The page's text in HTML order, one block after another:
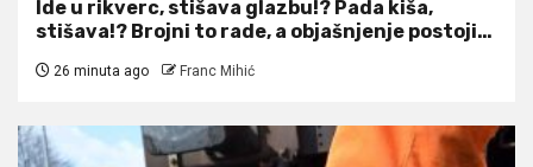
Ide u rikverc, stišava glazbu!? Pada kiša,
stišava!? Brojni to rade, a objašnjenje postoji…
26 minuta ago Franc Mihić